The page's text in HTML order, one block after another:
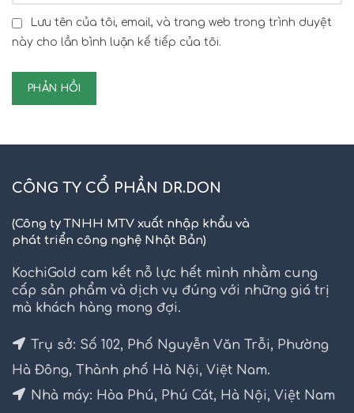
Lưu tên của tôi, email, và trang web trong trình duyệt
này cho lần bình luận kế tiếp của tôi.
CÔNG TY CỔ PHẦN DR.DON
(Công ty TNHH MTV xuất nhập khẩu và
phát triển công nghệ Nhật Bản)
KochiGold cam kết nỗ lực hết mình nhằm cung
cấp sản phẩm và dịch vụ đúng với những giá trị
mà khách hàng mong đợi.
Trụ sở: Số 102, Phố Nguyễn Văn Trỗi, Phường
Hà Đông, Thành phố Hà Nội, Việt Nam.
Nhà máy: Hòa Phú, Phú Cát, Hà Nội, Việt Nam